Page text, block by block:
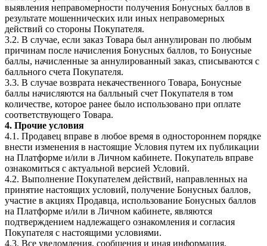
выявления неправомерности получения Бонусных баллов в
результате мошеннических или иных неправомерных
действий со стороны Покупателя.
3.2. В случае, если заказ Товара был аннулирован по любым
причинам после начисления Бонусных баллов, то Бонусные
баллы, начисленные за аннулированный заказ, списываются с
балльного счета Покупателя.
3.3. В случае возврата некачественного Товара, Бонусные
баллы начисляются на балльный счет Покупателя в том
количестве, которое ранее было использовано при оплате
соответствующего Товара.
4. Прочие условия
4.1. Продавец вправе в любое время в одностороннем порядке
внести изменения в настоящие Условия путем их публикации
на Платформе и/или в Личном кабинете. Покупатель вправе
ознакомиться с актуальной версией Условий.
4.2. Выполнение Покупателем действий, направленных на
принятие настоящих условий, получение Бонусных баллов,
участие в акциях Продавца, использование Бонусных баллов
на Платформе и/или в Личном кабинете, являются
подтверждением надлежащего ознакомления и согласия
Покупателя с настоящими условиями.
4.3. Все уведомления, сообщения и иная информация,